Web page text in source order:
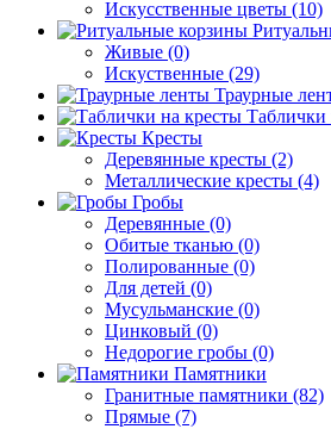
Искусственные цветы (10)
Живые (0)
Искуственные (29)
Траурные
Таблички
Кресты
Деревянные кресты (2)
Металлические кресты (4)
Гробы
Деревянные (0)
Обитые тканью (0)
Полированные (0)
Для детей (0)
Мусульманские (0)
Цинковый (0)
Недорогие гробы (0)
Памятники
Гранитные памятники (82)
Прямые (7)